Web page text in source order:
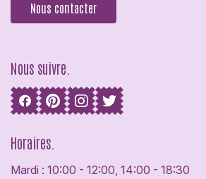
Nous contacter
Nous suivre.
Horaires.
Mardi : 10:00 - 12:00, 14:00 - 18:30